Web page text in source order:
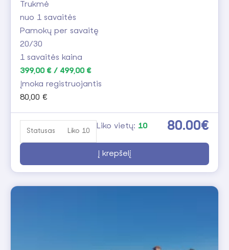
Trukmė
nuo 1 savaitės
Pamokų per savaitę
20/30
1 savaitės kaina
399,00 € / 499,00 €
Įmoka registruojantis
80,00 €
Statusas Liko 10 80.00€
Liko vietų: 10
Į krepšelį